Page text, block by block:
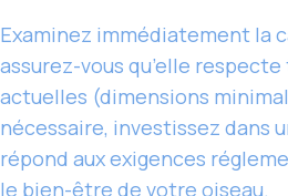
Examinez immédiatement la
assurez-vous qu’elle
actuelles (dimensions
nécessaire, investissez dans
répond aux exigences
le bien-être de votre oiseau.